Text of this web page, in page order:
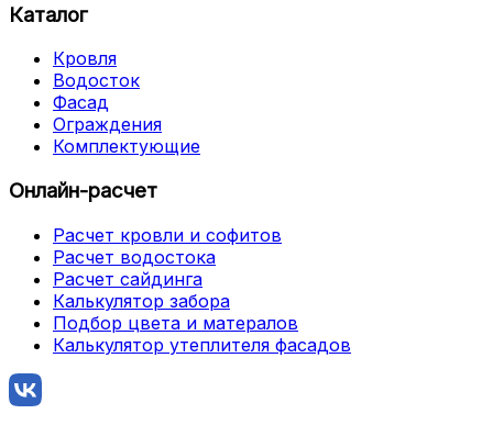
Каталог
Кровля
Водосток
Фасад
Ограждения
Комплектующие
Онлайн-расчет
Расчет кровли и софитов
Расчет водостока
Расчет сайдинга
Калькулятор забора
Подбор цвета и матералов
Калькулятор утеплителя фасадов